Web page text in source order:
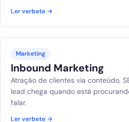
Ler verbete →
Marketing
Inbound Marketing
Atração de clientes via conteúdo,
lead chega quando está
falar.
Ler verbete →